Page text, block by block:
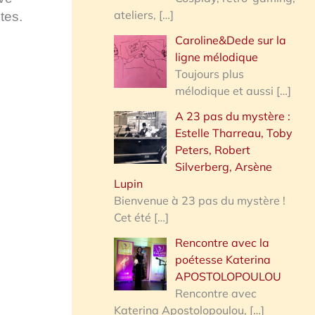
ateliers, […]
Caroline&Dede sur la
ligne mélodique
Toujours plus
mélodique et aussi […]
A 23 pas du mystère :
Estelle Tharreau, Toby
Peters, Robert
Silverberg, Arsène
Lupin
Bienvenue à 23 pas du mystère !
Cet été […]
Rencontre avec la
poétesse Katerina
APOSTOLOPOULOU
Rencontre avec
Katerina Apostolopoulou, […]